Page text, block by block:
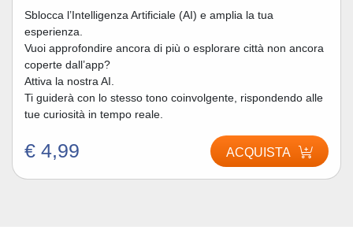
Sblocca l’Intelligenza Artificiale (AI) e amplia la tua
esperienza.
Vuoi approfondire ancora di più o esplorare città non ancora
coperte dall’app?
Attiva la nostra AI.
Ti guiderà con lo stesso tono coinvolgente, rispondendo alle
tue curiosità in tempo reale.
€ 4,99 ACQUISTA